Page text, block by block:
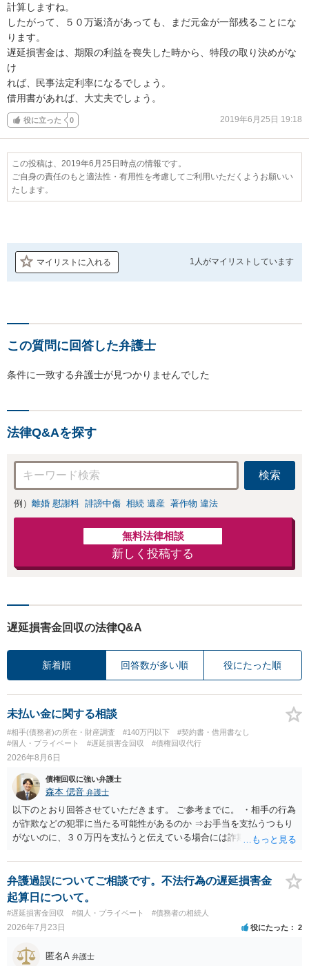
計算しますね。
したがって、５０万返済があっても、まだ元金が一部残ることにな
ります。
遅延損害金は、期限の利益を喪失した時から、特段の取り決めがな
け
れば、民事法定利率になるでしょう。
借用書があれば、大丈夫でしょう。
役に立った 0 2019年6月25日 19:18
この投稿は、2019年6月25日時点の情報です。
ご自身の責任のもと適法性・有用性を考慮してご利用いただくようお願いい
たします。
マイリストに入れる 1人がマイリストしています
この質問に回答した弁護士
条件に一致する弁護士が見つかりませんでした
法律Q&Aを探す
検索
例） 離婚 慰謝料 誹謗中傷 相続 遺産 著作物 違法
無料法律相談
新しく投稿する
遅延損害金回収の法律Q&A
新着順 回答数が多い順 役にたった順
未払い金に関する相談
#相手(債務者)の所在・財産調査 #140万円以下
#契約書・借用書なし
#個人・プライベート
#遅延損害金回収 #債権回収代行
2026年8月6日
債権回収に強い弁護士
森本 偲音 弁護士
以下のとおり回答させていただきます。 ご参考までに。 ・相手の行為
が詐欺などの犯罪に当たる可能性があるのか ⇒お手当を支払うつもり
がないのに、３０万円を支払うと伝えている場合には詐欺罪に該当す
段が取れるのか ⇒契約に基づく履行請求として３０万円を請求するこ
とが考えられますが、 パパ活の契約は、売春防止法に抵触する契約
であるため、公序良俗に反する契約として 民法上無効（民法９０
条）となるため、相手方に請求できない可能性が高いです。 ・相手の
氏名や住所が分からない状態でも対応可能なのか ⇒訴訟等の裁判上の
手続を利用する場合には、原則として相手方の住所・氏名を把握して
いる必要があります。
弁護過誤についてご相談です。不法行為の遅延損害金
起算日について。
#遅延損害金回収 #個人・プライベート #債務者の相続人
2026年7月23日 役にたった 2
匿名A 弁護士